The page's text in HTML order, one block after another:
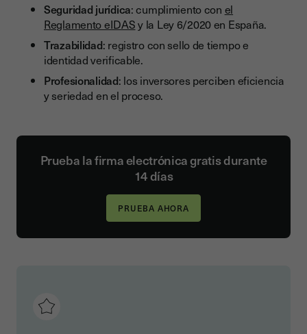
Seguridad jurídica: cumplimiento con el
Reglamento eIDASy la Ley 6/2020 en España.
Trazabilidad: registro con sello de tiempo e
identidad verificable.
Profesionalidad: los inversores perciben eficiencia
y seriedad en el proceso.
Prueba la firma electrónica gratis durante
14 días